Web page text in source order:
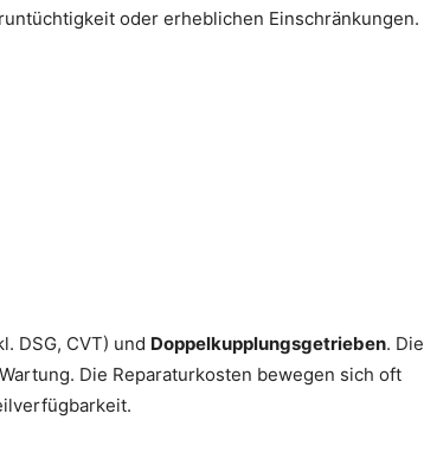
oder erheblichen Einschränkungen.
DSG, CVT) und Doppelkupplungsgetrieben. Die
Die Reparaturkosten bewegen sich oft